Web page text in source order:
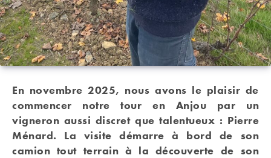
En novembre 2025, nous avons le plaisir de
commencer notre tour en Anjou par un
vigneron aussi discret que talentueux : Pierre
Ménard. La visite démarre à bord de son
camion tout terrain à la découverte de son